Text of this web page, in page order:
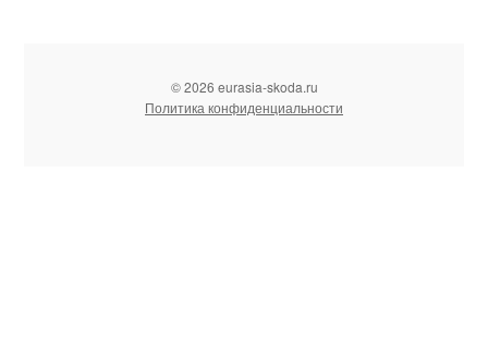
© 2026 eurasia-skoda.ru
Политика конфиденциальности